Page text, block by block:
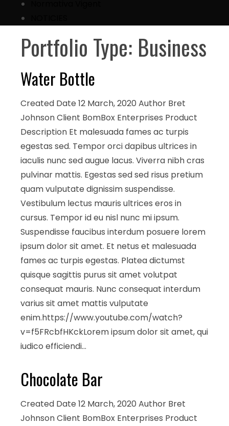
Portfolio Type: Business
Water Bottle
Created Date 12 March, 2020 Author Bret
Johnson Client BomBox Enterprises Product
Description Et malesuada fames ac turpis
egestas sed. Tempor orci dapibus ultrices in
iaculis nunc sed augue lacus. Viverra nibh cras
pulvinar mattis. Egestas sed sed risus pretium
quam vulputate dignissim suspendisse.
Vestibulum lectus mauris ultrices eros in
cursus. Tempor id eu nisl nunc mi ipsum.
Suspendisse faucibus interdum posuere lorem
ipsum dolor sit amet. Et netus et malesuada
fames ac turpis egestas. Platea dictumst
quisque sagittis purus sit amet volutpat
consequat mauris. Nunc consequat interdum
varius sit amet mattis vulputate
enim.https://www.youtube.com/watch?
v=f5FRcbfHKckLorem ipsum dolor sit amet, qui
iudico efficiendi…
Chocolate Bar
Created Date 12 March, 2020 Author Bret
Johnson Client BomBox Enterprises Product